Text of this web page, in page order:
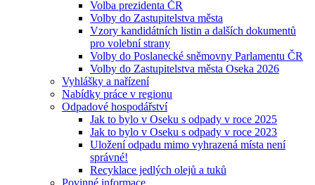
Volba prezidenta ČR
Volby do Zastupitelstva města
Vzory kandidátních listin a dalších dokumentů
pro volební strany
Volby do Poslanecké sněmovny Parlamentu ČR
Volby do Zastupitelstva města Oseka 2026
Vyhlášky a nařízení
Nabídky práce v regionu
Odpadové hospodářství
Jak to bylo v Oseku s odpady v roce 2025
Jak to bylo v Oseku s odpady v roce 2023
Uložení odpadu mimo vyhrazená místa není
správné!
Recyklace jedlých olejů a tuků
Povinné informace